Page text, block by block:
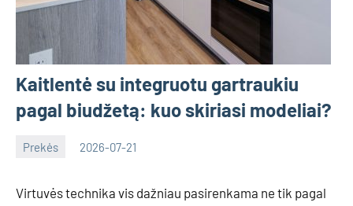
Kaitlentė su integruotu gartraukiu
pagal biudžetą: kuo skiriasi modeliai?
Prekės 2026-07-21
Virtuvės technika vis dažniau pasirenkama ne tik pagal